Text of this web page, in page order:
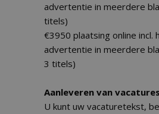
advertentie in meerdere
titels)
€3950 plaatsing online incl.
advertentie in meerdere
3 titels)
Aanleveren van vacatures
U kunt uw vacaturetekst,